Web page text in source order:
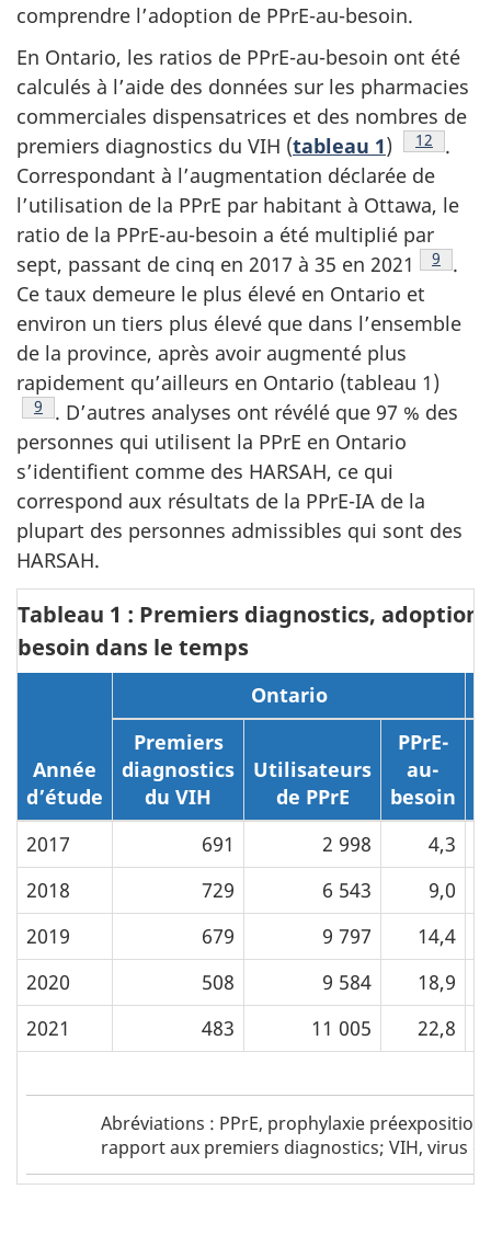
comprendre l’adoption de PPrE-au-besoin.
En Ontario, les ratios de PPrE-au-besoin ont été
calculés à l’aide des données sur les pharmacies
commerciales dispensatrices et des nombres de
premiers diagnostics du VIH (tableau 1) Note de
12
.
Correspondant à l’augmentation déclarée de
l’utilisation de la PPrE par habitant à Ottawa, le
ratio de la PPrE-au-besoin a été multiplié par
sept, passant de cinq en 2017 à 35 en 2021
Note
9
.
Ce taux demeure le plus élevé en Ontario et
environ un tiers plus élevé que dans l’ensemble
de la province, après avoir augmenté plus
rapidement qu’ailleurs en Ontario (tableau 1)
Note de bas de page
9
. D’autres analyses ont révélé que 97 % des
personnes qui utilisent la PPrE en Ontario
s’identifient comme des HARSAH, ce qui
correspond aux résultats de la PPrE-IA de la
plupart des personnes admissibles qui sont des
HARSAH.
Tableau 1 : Premiers diagnostics, adoption
besoin dans le temps
Année
d’étude
Ontario
Premiers
diagnostics
du VIH
Utilisateurs
de PPrE
PPrE-
au-
besoin
2017 691 2 998
4,3
2018
729 6 543
9,0
2019
679 9 797
14,4
2020
508 9 584
18,9
2021
483 11 005 22,8
Tableau
1
footnote
Abréviations
Abréviations : PPrE, prophylaxie
rapport aux premiers diagnostics; VIH, virus